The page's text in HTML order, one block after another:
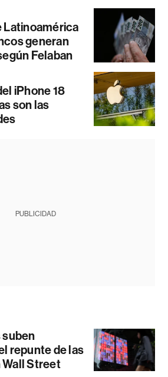
Latinoamérica
generan
Felaban
iPhone 18
son las
PUBLICIDAD
suben
repunte de las
Street